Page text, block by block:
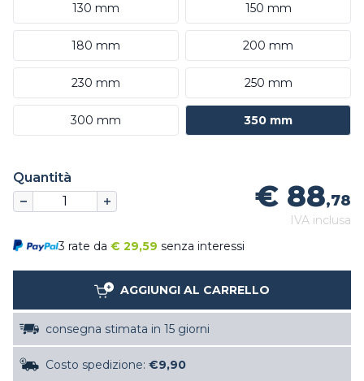
130 mm 150 mm
180 mm 200 mm
230 mm 250 mm
300 mm 350 mm
Quantità
€ 88,78
IVA inclusa
3 rate da € 29,59 senza interessi
AGGIUNGI AL CARRELLO
consegna stimata in 15 giorni
Costo spedizione: €9,90